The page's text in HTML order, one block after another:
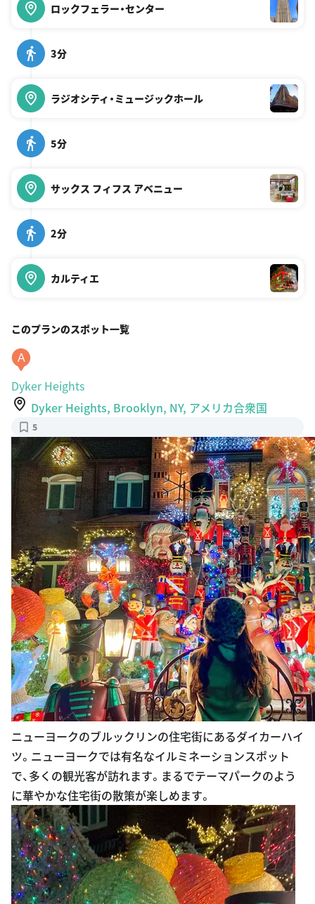
ロックフェラー・センター
3分
ラジオシティ・ミュージックホール
5分
サックス フィフス アベニュー
2分
カルティエ
このプランのスポット一覧
A
Dyker Heights
Dyker Heights, Brooklyn, NY, アメリカ合衆国
5
ニューヨークのブルックリンの住宅街にあるダイカーハイ
ツ。ニューヨークでは有名なイルミネーションスポット
で、多くの観光客が訪れます。まるでテーマパークのよう
に華やかな住宅街の散策が楽しめます。